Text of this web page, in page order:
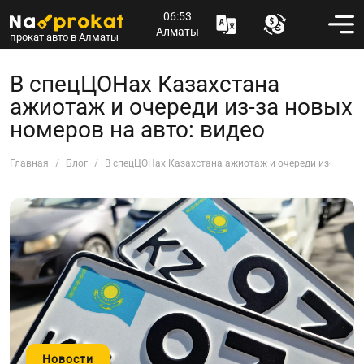
прокат авто в Алматы
06:53
Алматы
В спецЦОНах Казахстана
ажиотаж и очереди из-за новых
номеров на авто: видео
Главная Блог В спецЦОНах Казахстана ажиотаж и очереди из-за
Новости